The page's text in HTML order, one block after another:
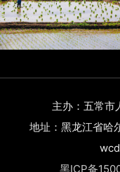
主办：五常
地址：黑龙江省哈
黑ICP备